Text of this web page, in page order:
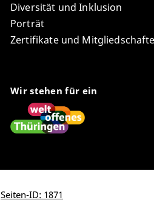
Diversität und Inklusion
Porträt
Zertifikate und
Wir stehen für ein
Seiten-ID: 1871